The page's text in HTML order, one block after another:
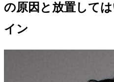
の原因と放置して
イン